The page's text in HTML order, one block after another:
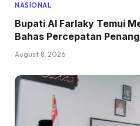
NASIONAL
Bupati Al Farlaky Temui
Bahas Percepatan
August 8, 2026